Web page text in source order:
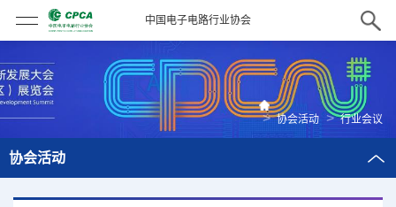
中国电子电路行业协会
> 协会活动 > 行业会议
协会活动